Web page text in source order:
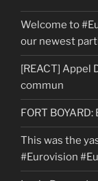
Welcome to
our newest
[REACT] Appel
commun
FORT
This was the
#Eurovision